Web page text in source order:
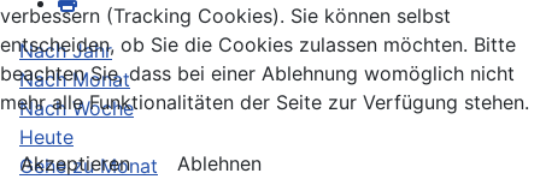
Nach Jahr
Nach Monat
Nach Woche
Heute
Gehe zu Monat
verbessern (Tracking Cookies). Sie können selbst
entscheiden, ob Sie die Cookies zulassen möchten. Bitte
beachten Sie, dass bei einer Ablehnung womöglich nicht
mehr alle Funktionalitäten der Seite zur Verfügung stehen.
Akzeptieren Ablehnen